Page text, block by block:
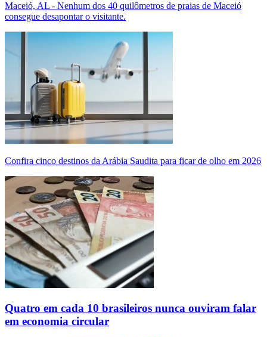
Maceió, AL - Nenhum dos 40 quilômetros de praias de Maceió
consegue desapontar o visitante.
Confira cinco destinos da Arábia Saudita para ficar de olho em 2026
Quatro em cada 10 brasileiros nunca ouviram falar
em economia circular